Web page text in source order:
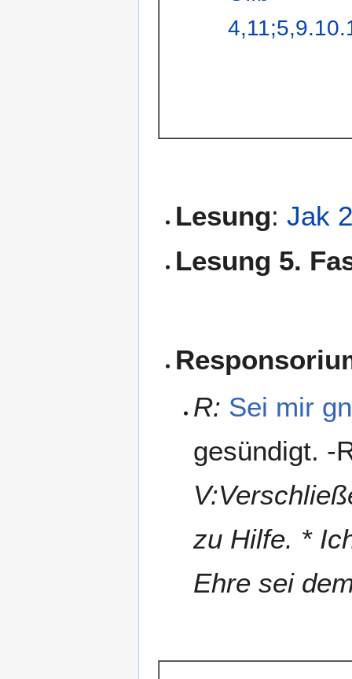
Lesung:Jak
Lesung 5.
R: Sei mir
gesündigt. -
zu Hilfe. *
Ehre sei